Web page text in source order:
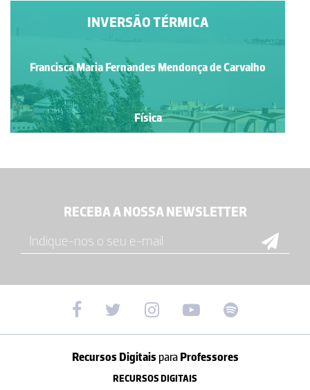
INVERSÃO TÉRMICA
Francisca Maria Fernandes Mendonça de Carvalho
Física
RECEBA A NOSSA NEWSLETTER
Recursos Digitais paraProfessores
RECURSOS DIGITAIS